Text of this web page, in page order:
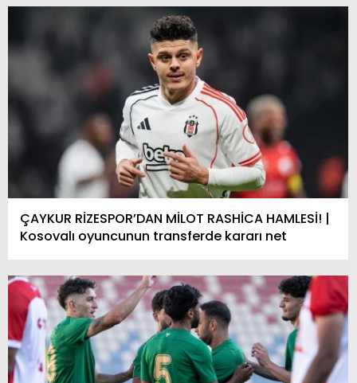
ÇAYKUR RİZESPOR’DAN MİLOT RASHİCA HAMLESİ! |
Kosovalı oyuncunun transferde kararı net